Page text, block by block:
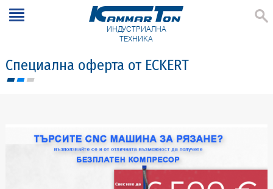
ИНДУСТРИАЛНА
ТЕХНИКА
Специална оферта от ECKERT